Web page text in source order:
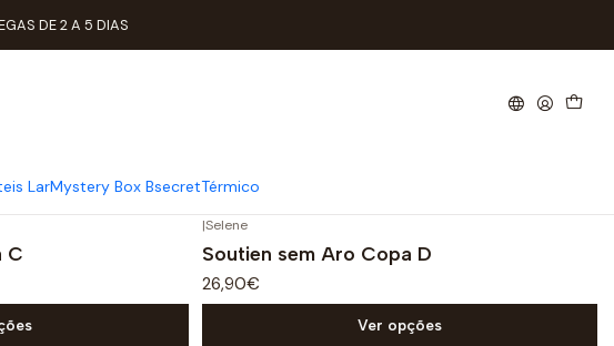
LarMystery Box BsecretTérmico
DE 2 A 5 DIAS
Aro
C
|Selene
Soutien sem Aro Copa D
26,90€
Ver opções